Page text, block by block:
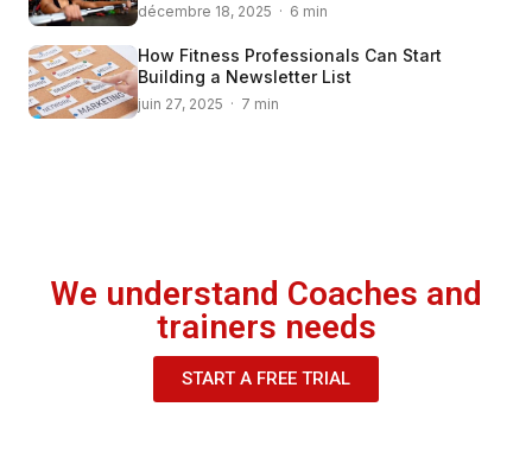
décembre 18, 2025 · 6 min
How Fitness Professionals Can Start
Building a Newsletter List
juin 27, 2025 · 7 min
We understand Coaches and
trainers needs
START A FREE TRIAL